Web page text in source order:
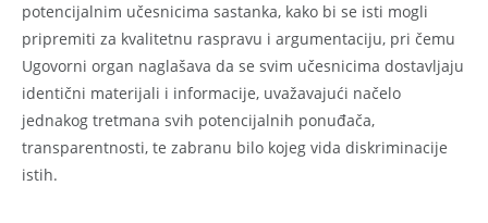
potencijalnim učesnicima sastanka, kako bi se isti mogli
pripremiti za kvalitetnu raspravu i argumentaciju, pri čemu
Ugovorni organ naglašava da se svim učesnicima dostavljaju
identični materijali i informacije, uvažavajući načelo
jednakog tretmana svih potencijalnih ponuđača,
transparentnosti, te zabranu bilo kojeg vida diskriminacije
istih.